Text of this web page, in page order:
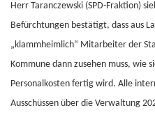
Herr Taranczewski (SPD-Fraktion)
Befürchtungen bestätigt, dass aus
„klammheimlich“ Mitarbeiter der
Kommune dann zusehen muss, wie
Personalkosten fertig wird. Alle
Ausschüssen über die Verwaltung